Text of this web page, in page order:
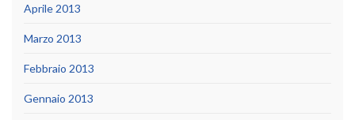
Aprile 2013
Marzo 2013
Febbraio 2013
Gennaio 2013